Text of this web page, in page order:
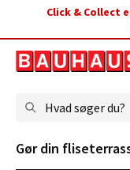
Click & Collect
Hvad søger du?
Gør din